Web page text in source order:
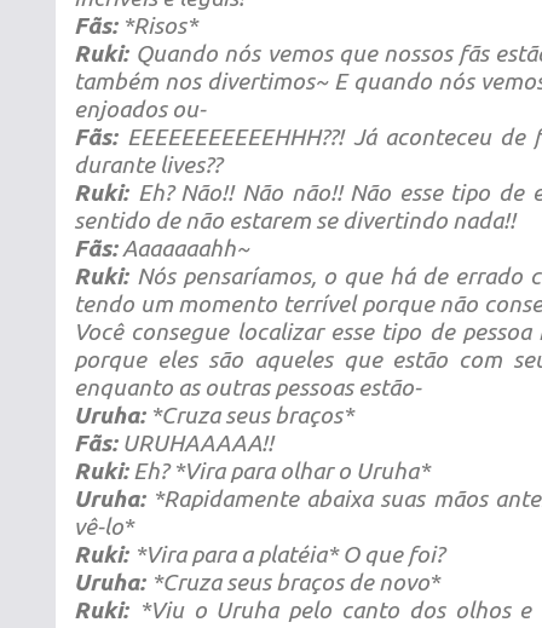
Fãs:*Risos*
Ruki: Quando nós vemos que nossos fãs
também nos divertimos~ E quando nós
enjoados ou-
Fãs: EEEEEEEEEEEHHH??! Já aconteceu
durante lives??
Ruki: Eh? Não!! Não não!! Não esse tipo de
sentido de não estarem se divertindo nada!!
Fãs:Aaaaaaahh~
Ruki: Nós pensaríamos, o que há de errado
tendo um momento terrível porque não
Você consegue localizar esse tipo de
porque eles são aqueles que estão com
enquanto as outras pessoas estão-
Uruha:*Cruza seus braços*
Fãs:URUHAAAAA!!
Ruki:Eh? *Vira para olhar o Uruha*
Uruha:*Rapidamente abaixa suas mãos
vê-lo*
Ruki: *Vira para a platéia* O que foi?
Uruha: *Cruza seus braços de novo*
Ruki: *Viu o Uruha pelo canto dos olhos e